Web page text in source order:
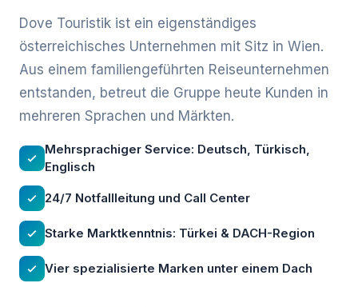
Dove Touristik ist ein eigenständiges
österreichisches Unternehmen mit Sitz in Wien.
Aus einem familiengeführten Reiseunternehmen
entstanden, betreut die Gruppe heute Kunden in
mehreren Sprachen und Märkten.
Mehrsprachiger Service: Deutsch, Türkisch,
Englisch
24/7 Notfallleitung und Call Center
Starke Marktkenntnis: Türkei & DACH-Region
Vier spezialisierte Marken unter einem Dach